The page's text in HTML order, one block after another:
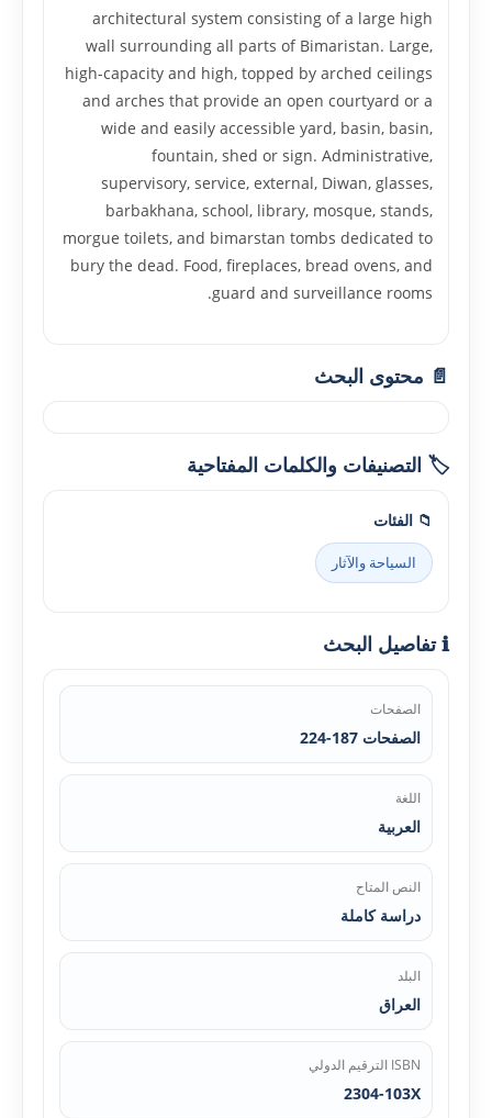
architectural system consisting of a large high
wall surrounding all parts of Bimaristan. Large,
high-capacity and high, topped by arched ceilings
and arches that provide an open courtyard or a
wide and easily accessible yard, basin, basin,
fountain, shed or sign. Administrative,
supervisory, service, external, Diwan, glasses,
barbakhana, school, library, mosque, stands,
morgue toilets, and bimarstan tombs dedicated to
bury the dead. Food, fireplaces, bread ovens, and
guard and surveillance rooms.
📄 محتوى البحث
🏷️ التصنيفات والكلمات المفتاحية
📁 الفئات
السياحة والآثار
ℹ️ تفاصيل البحث
الصفحات
الصفحات 187-224
اللغة
العربية
النص المتاح
دراسة كاملة
البلد
العراق
ISBN الترقيم الدولي
2304-103X